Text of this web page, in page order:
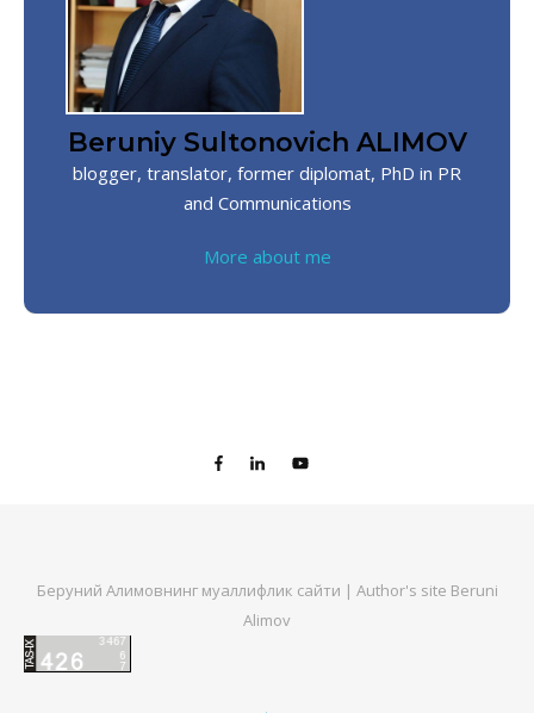
Beruniy Sultonovich ALIMOV
blogger, translator, former diplomat, PhD in PR
and Communications
More about me
Беруний Алимовнинг муаллифлик сайти | Author's site Beruni
Alimov